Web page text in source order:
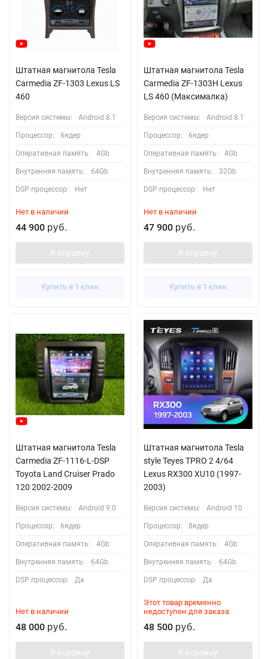
Штатная магнитола Tesla
Carmedia ZF-1303 Lexus LS
460
Версия системы: Android 8.1
Процессор: 6ядер
Оперативная память: 4Gb
Внутренняя память: 64Gb
DSP процессор: Нет
Нет в наличии
44 900 руб.
В корзину
Купить в 1 клик
Штатная магнитола Tesla
Carmedia ZF-1303H Lexus
LS 460 (Максималка)
Версия системы: Android 8.1
Процессор: 6ядер
Оперативная память: 4Gb
Внутренняя память: 32Gb
DSP процессор: Нет
Нет в наличии
47 900 руб.
В корзину
Купить в 1 клик
Штатная магнитола Tesla
Carmedia ZF-1116-L-DSP
Toyota Land Cruiser Prado
120 2002-2009
Версия системы: Android 9.0
Процессор: 6ядер
Оперативная память: 4Gb
Внутренняя память: 64Gb
DSP процессор: Да
Нет в наличии
48 000 руб.
В корзину
Штатная магнитола Tesla
style Teyes TPRO 2 4/64
Lexus RX300 XU10 (1997-
2003)
Версия системы: Android 10
Процессор: 8ядер
Оперативная память: 4Gb
Внутренняя память: 64Gb
DSP процессор: Да
Этот товар временно
недоступен для заказа
48 500 руб.
В корзину